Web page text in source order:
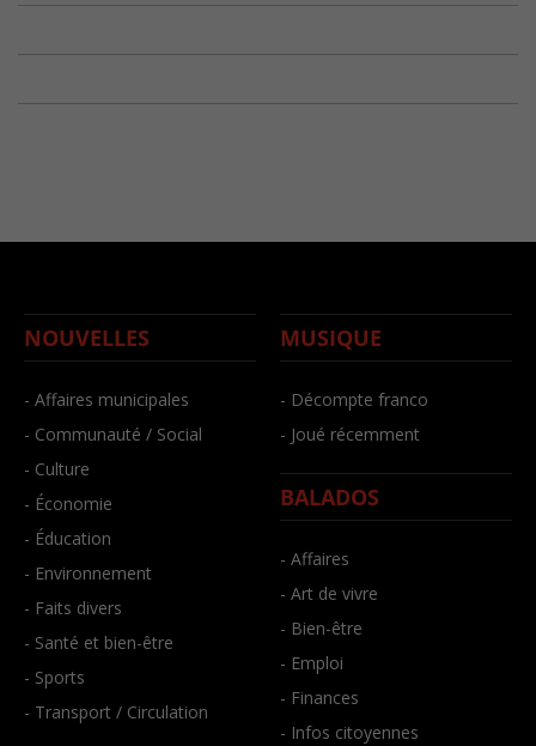
NOUVELLES
- Affaires municipales
- Communauté / Social
- Culture
- Économie
- Éducation
- Environnement
- Faits divers
- Santé et bien-être
- Sports
- Transport / Circulation
MUSIQUE
- Décompte franco
- Joué récemment
BALADOS
- Affaires
- Art de vivre
- Bien-être
- Emploi
- Finances
- Infos citoyennes